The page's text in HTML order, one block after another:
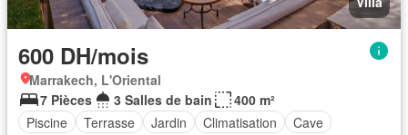
600 DH/mois
Marrakech, L'Oriental
7 Pièces
3 Salles de bain
400 m²
Piscine
Terrasse Jardin Climatisation Cave